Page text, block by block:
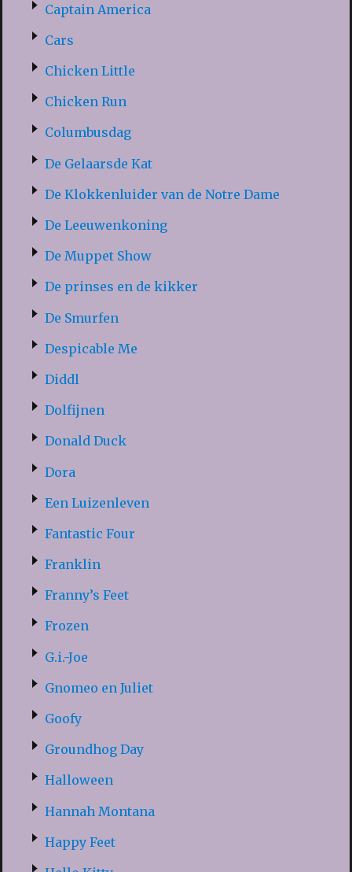
Captain America
Cars
Chicken Little
Chicken Run
Columbusdag
De Gelaarsde Kat
De Klokkenluider van de Notre Dame
De Leeuwenkoning
De Muppet Show
De prinses en de kikker
De Smurfen
Despicable Me
Diddl
Dolfijnen
Donald Duck
Dora
Een Luizenleven
Fantastic Four
Franklin
Franny’s Feet
Frozen
G.i.-Joe
Gnomeo en Juliet
Goofy
Groundhog Day
Halloween
Hannah Montana
Happy Feet